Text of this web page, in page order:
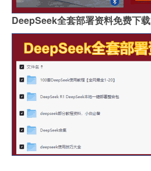
DeepSeek全套部署资料免费下载